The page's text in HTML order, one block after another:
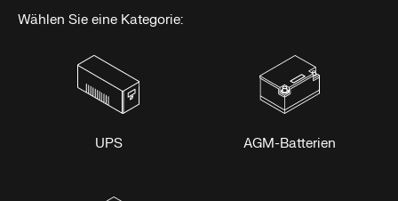
Wählen Sie eine Kategorie:
UPS AGM-Batterien